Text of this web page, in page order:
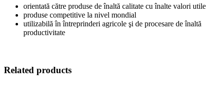
orientată către produse de înaltă calitate cu înalte valori utile
produse competitive la nivel mondial
utilizabilă în întreprinderi agricole şi de procesare de înaltă
productivitate
Related products